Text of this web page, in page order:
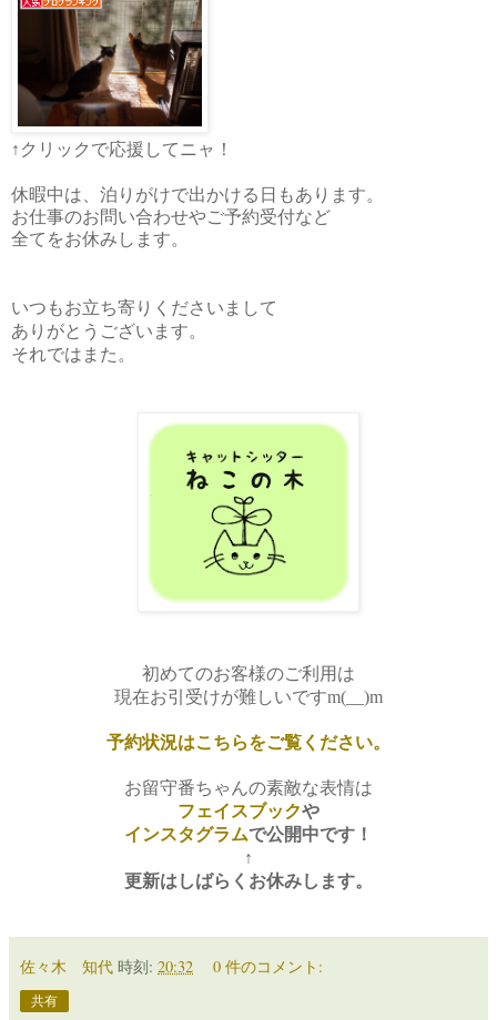
↑クリックで応援してニャ！
休暇中は、泊りがけで出かける日もあります。
お仕事のお問い合わせやご予約受付など
全てをお休みします。
いつもお立ち寄りくださいまして
ありがとうございます。
それではまた。
初めてのお客様のご利用は
現在お引受けが難しいですm(__)m
予約状況はこちらをご覧ください。
お留守番ちゃんの素敵な表情は
フェイスブックや
インスタグラムで公開中です！
↑
更新はしばらくお休みします。
佐々木 知代 時刻: 20:32 0 件のコメント:
共有